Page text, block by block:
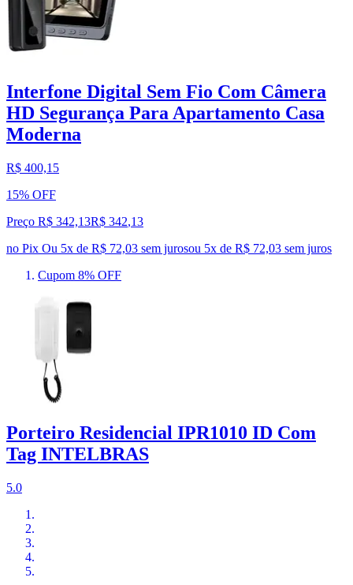
Interfone Digital Sem Fio Com Câmera
HD Segurança Para Apartamento Casa
Moderna
R$ 400,15
15% OFF
Preço R$ 342,13R$ 342,13
no Pix Ou 5x de R$ 72,03 sem jurosou 5x de R$ 72,03 sem juros
Cupom 8% OFF
Porteiro Residencial IPR1010 ID Com
Tag INTELBRAS
5.0